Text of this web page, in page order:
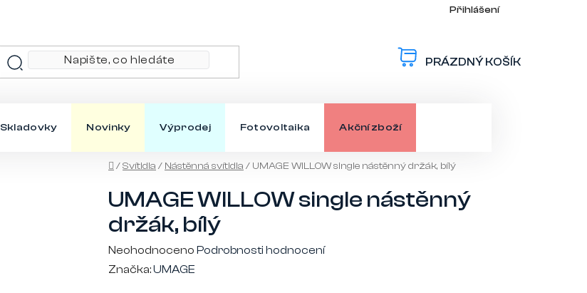
Přihlášení
PRÁZDNÝ KOŠÍK
Skladovky Novinky Výprodej Fotovoltaika Akční zboží
Domů
/Svítidla / Nástěnná svítidla / UMAGE WILLOW single nástěnný držák, bílý
UMAGE WILLOW single nástěnný
držák, bílý
Průměrné
hodnocení
Neohodnoceno Podrobnosti hodnocení
Značka:UMAGE